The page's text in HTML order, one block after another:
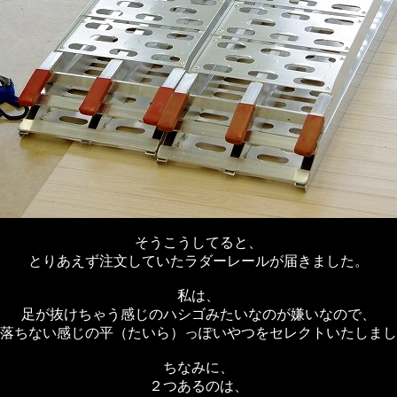
そうこうしてると、
とりあえず注文していたラダーレールが届きました。
私は、
足が抜けちゃう感じのハシゴみたいなのが嫌いなので、
ちない感じの平（たいら）っぽいやつをセレクトいたしま
ちなみに、
２つあるのは、